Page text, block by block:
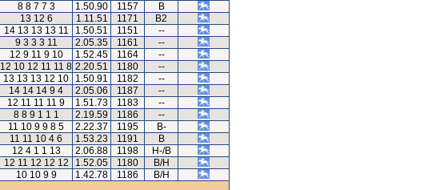
8 8 7 7 3 1.50.90 1157
B
13 12 6 1.11.51 1171
B2
14 13 13 13 11 1.50.51 1151
--
9 3 3 3 11 2.05.35 1161
--
12 9 11 9 10 1.52.45 1164
--
12 10 12 11 11 8 2.20.51 1180
--
13 13 13 12 10 1.50.91 1182
--
14 14 14 9 4 2.05.06 1187
--
12 11 11 11 9 1.51.73 1183
--
8 8 9 1 1 1 2.19.59 1186
--
11 10 9 9 8 5 2.22.37 1195
B-
11 11 10 4 6 1.53.23 1191
B
12 4 1 1 13 2.06.88 1198
H-/B
12 11 12 12 12 1.52.05 1180
B/H
10 10 9 9 1.42.78 1186
B/H